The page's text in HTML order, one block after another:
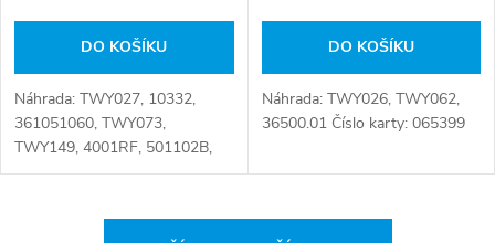
DO KOŠÍKU
Náhrada: TWY027, 10332,
361051060, TWY073,
TWY149, 4001RF, 501102B,
70.01R Číslo karty: 065400
DO KOŠÍKU
Náhrada: TWY026, TWY062,
36500.01 Číslo karty: 065399